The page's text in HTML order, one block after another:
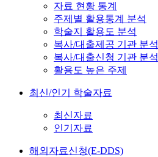
자료 현황 통계
주제별 활용통계 분석
학술지 활용도 분석
복사/대출제공 기관 분석
복사/대출신청 기관 분석
활용도 높은 주제
최신/인기 학술자료
최신자료
인기자료
해외자료신청(E-DDS)